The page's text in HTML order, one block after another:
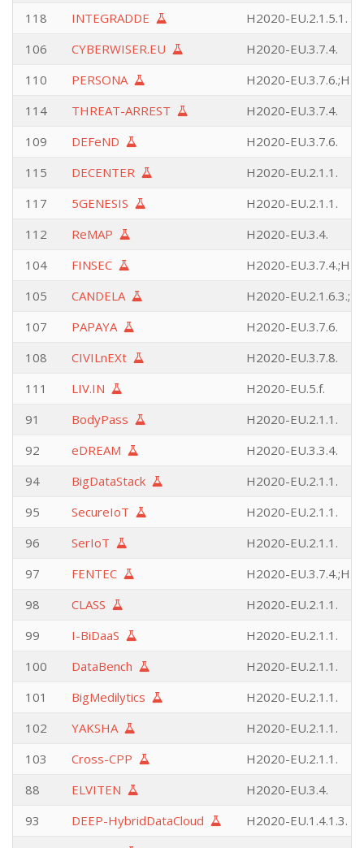
118
INTEGRADDE
H2020-EU.2.1.5.1.
106
CYBERWISER.EU
H2020-EU.3.7.4.
110
PERSONA
H2020-
114
THREAT-ARREST
H2020-EU.3.7.4.
109
DEFeND
H2020-EU.3.7.6.
115
DECENTER
H2020-EU.2.1.1.
117
5GENESIS
H2020-EU.2.1.1.
112
ReMAP
H2020-EU.3.4.
104
FINSEC
H2020-
105
CANDELA
H2020-
107
PAPAYA
H2020-EU.3.7.6.
108
CIVILnEXt
H2020-EU.3.7.8.
111
LIV.IN
H2020-EU.5.f.
91
BodyPass
H2020-EU.2.1.1.
92
eDREAM
H2020-EU.3.3.4.
94
BigDataStack
H2020-EU.2.1.1.
95
SecureIoT
H2020-EU.2.1.1.
96
SerIoT
H2020-EU.2.1.1.
97
FENTEC
H2020-
98
CLASS
H2020-EU.2.1.1.
99
I-BiDaaS
H2020-EU.2.1.1.
100
DataBench
H2020-EU.2.1.1.
101
BigMedilytics
H2020-EU.2.1.1.
102
YAKSHA
H2020-EU.2.1.1.
103
Cross-CPP
H2020-EU.2.1.1.
88
ELVITEN
H2020-EU.3.4.
93
DEEP-HybridDataCloud
H2020-EU.1.4.1.3.